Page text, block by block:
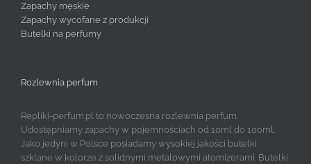
Zapachy męskie
Zapachy wycofane z produkcji
Butelki na perfumy
Rozlewnia perfum
Repliki-perfum.pl to nowoczesna rozlewnia perfum.
Udostępniamy zapachy w pojemnościach od 10ml do 100ml.
Jako jedyni w Polsce posiadamy wysokiej jakości butelki
szklane w kolorze z solidnymi metalowymi atomizerami. Butelki